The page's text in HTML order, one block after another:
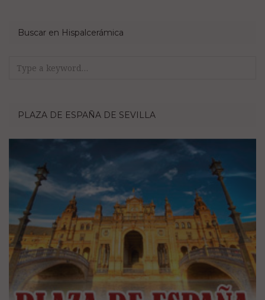
Buscar en Hispalcerámica
Search
PLAZA DE ESPAÑA DE SEVILLA